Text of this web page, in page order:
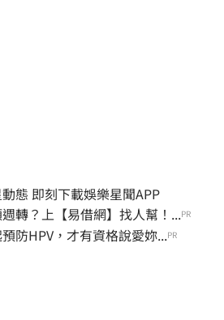
一手掌握明星動態 即刻下載娛樂星聞APP
轉？上【易借網】找人幫！...PR
防HPV，才有資格說愛妳...PR